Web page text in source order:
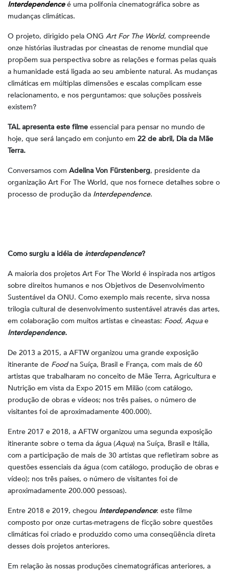
Interdependenceé uma polifonia cinematográfica sobre as
mudanças climáticas.
O projeto, dirigido pela ONG Art For The World, compreende
onze histórias ilustradas por cineastas de renome mundial que
propõem sua perspectiva sobre as relações e formas pelas quais
a humanidade está ligada ao seu ambiente natural. As mudanças
climáticas em múltiplas dimensões e escalas complicam esse
relacionamento, e nos perguntamos: que soluções possíveis
existem?
TAL apresenta este filme essencial para pensar no mundo de
hoje, que será lançado em conjunto em 22 de abril, Dia da Mãe
Terra.
Conversamos com Adelina Von Fürstenberg, presidente da
organização Art For The World, que nos fornece detalhes sobre o
processo de produção da Interdependence.
Como surgiu a idéia de interdependence?
A maioria dos projetos Art For The World é inspirada nos artigos
sobre direitos humanos e nos Objetivos de Desenvolvimento
Sustentável da ONU. Como exemplo mais recente, sirva nossa
trilogia cultural de desenvolvimento sustentável através das artes,
em colaboração com muitos artistas e cineastas: Food, Aquae
Interdependence.
De 2013 a 2015, a AFTW organizou uma grande exposição
itinerante de Food na Suíça, Brasil e França, com mais de 60
artistas que trabalharam no conceito de Mãe Terra, Agricultura e
Nutrição em vista da Expo 2015 em Milão (com catálogo,
produção de obras e vídeos; nos três países, o número de
visitantes foi de aproximadamente 400.000).
Entre 2017 e 2018, a AFTW organizou uma segunda exposição
itinerante sobre o tema da água (Aqua) na Suíça, Brasil e Itália,
com a participação de mais de 30 artistas que refletiram sobre as
questões essenciais da água (com catálogo, produção de obras e
vídeo); nos três países, o número de visitantes foi de
aproximadamente 200.000 pessoas).
Entre 2018 e 2019, chegou Interdependence: este filme
composto por onze curtas-metragens de ficção sobre questões
climáticas foi criado e produzido como uma conseqüência direta
desses dois projetos anteriores.
Em relação às nossas produções cinematográficas anteriores, a